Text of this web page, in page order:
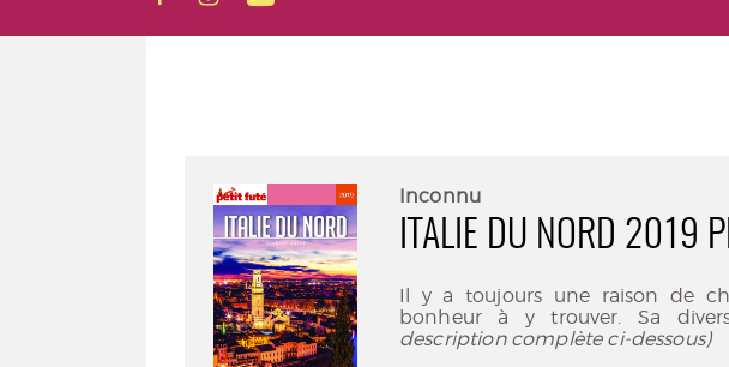
Inconnu
ITALIE DU NORD 2019
Il y a toujours une raison de
bonheur à y trouver. Sa
description complète ci-dessous)